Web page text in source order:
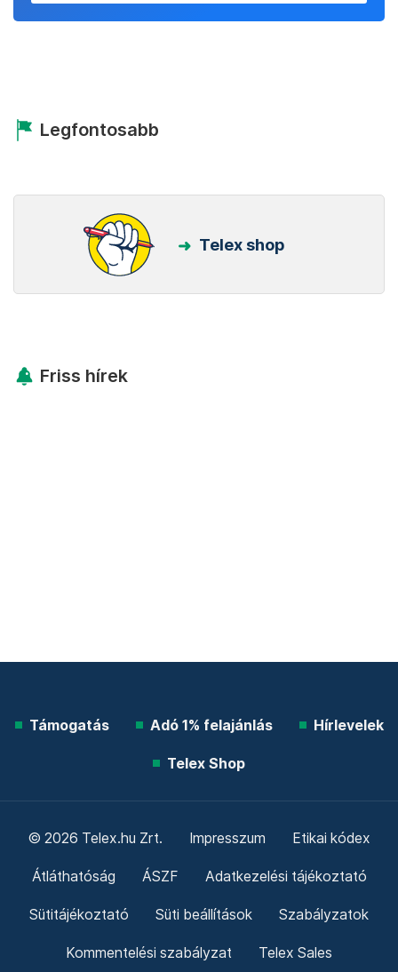
Legfontosabb
Telex shop
Friss hírek
Támogatás Adó 1% felajánlás Hírlevelek
Telex Shop
© 2026 Telex.hu Zrt. Impresszum Etikai kódex
Átláthatóság ÁSZF Adatkezelési tájékoztató
Sütitájékoztató Süti beállítások Szabályzatok
Kommentelési szabályzat Telex Sales